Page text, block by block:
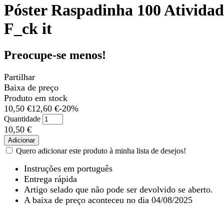
Póster Raspadinha 100
F_ck it
Preocupe-se menos!
Partilhar
Baixa de preço
Produto em stock
10,50 €12,60 €-20%
Quantidade
10,50 €
Adicionar
Quero adicionar este produto à minha lista de desejos!
Instruções em português
Entrega rápida
Artigo selado que não pode ser devolvido se aberto.
A baixa de preço aconteceu no dia 04/08/2025